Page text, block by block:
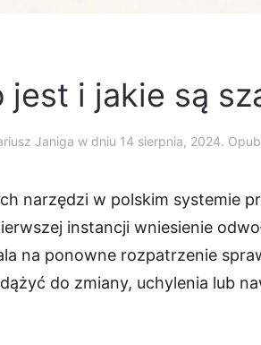
jest i jakie są
Janiga w dniu 14 sierpnia, 2024.
narzędzi w polskim systemie
instancji wniesienie
na ponowne rozpatrzenie
do zmiany, uchylenia lub